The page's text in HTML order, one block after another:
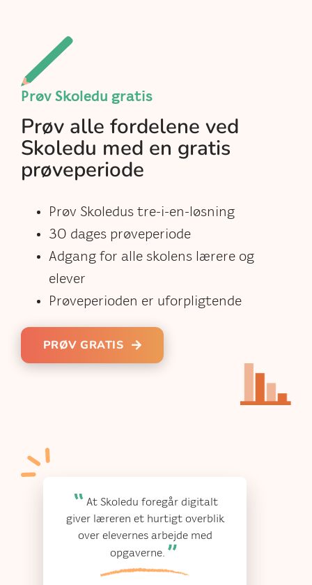
At Skoledu foregår digitalt
giver læreren et hurtigt overblik
over elevernes arbejde med
opgaverne.
Prøv Skoledu gratis
Prøv alle fordelene ved
Skoledu med en gratis
prøveperiode
Prøv Skoledus tre-i-en-løsning
30 dages prøveperiode
Adgang for alle skolens lærere og
elever
Prøveperioden er uforpligtende
PRØV GRATIS